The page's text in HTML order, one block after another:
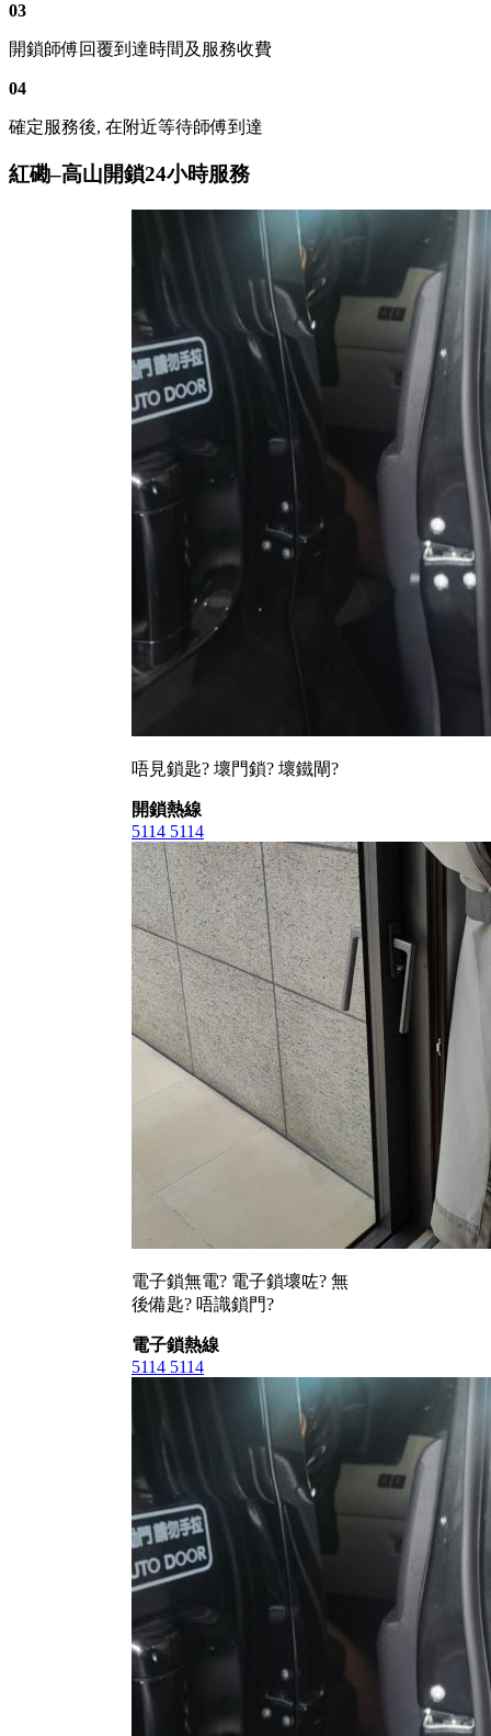
03
開鎖師傅回覆到達時間及服務收費
04
確定服務後, 在附近等待師傅到達
紅磡–高山開鎖24小時服務
唔見鎖匙? 壞門鎖? 壞鐵閘?
開鎖熱線
5114 5114
電子鎖無電? 電子鎖壞咗? 無
後備匙? 唔識鎖門?
電子鎖熱線
5114 5114